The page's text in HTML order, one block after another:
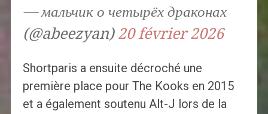
— мальчик о четырёх драконах
(@abeezyan) 20 février 2026
Shortparis a ensuite décroché une
première place pour The Kooks en 2015
et a également soutenu Alt-J lors de la